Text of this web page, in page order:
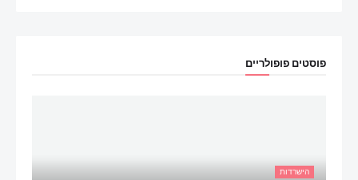
פוסטים פופולריים
הישרדות